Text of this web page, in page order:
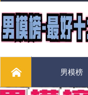
男模榜